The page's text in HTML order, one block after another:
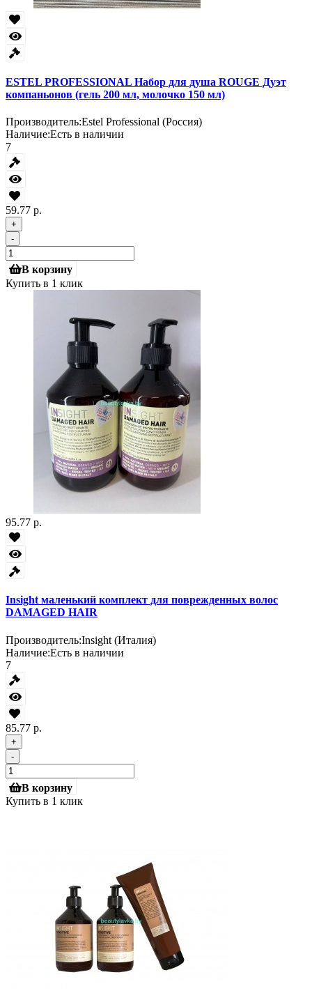
ESTEL PROFESSIONAL Набор для душа ROUGE Дуэт
компаньонов (гель 200 мл, молочко 150 мл)
Производитель:Estel Professional (Россия)
Наличие:Есть в наличии
7
59.77 р.
+
-
В корзину
Купить в 1 клик
95.77 р.
Insight маленький комплект для поврежденных волос
DAMAGED HAIR
Производитель:Insight (Италия)
Наличие:Есть в наличии
7
85.77 р.
+
-
В корзину
Купить в 1 клик